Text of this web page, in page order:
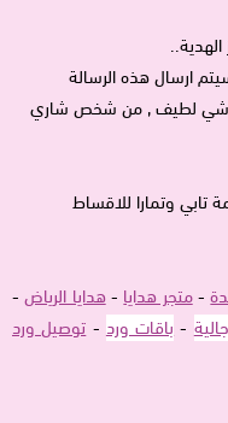
ارسال هذه الرسالة
شي لطيف , من شخص شاري
تابي وتمارا للاقساط
-متجر هدايا -هدايا الرياض-
- باقات ورد - توصيل ورد